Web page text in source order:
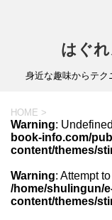
はぐ
身近な趣味からテク
HOME >
Warning:
book-info.com/
content/themes/
Warning: Attempt
/home/shulingun/
content/themes/